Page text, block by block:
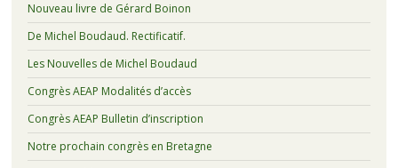
Nouveau livre de Gérard Boinon
De Michel Boudaud. Rectificatif.
Les Nouvelles de Michel Boudaud
Congrès AEAP Modalités d’accès
Congrès AEAP Bulletin d’inscription
Notre prochain congrès en Bretagne